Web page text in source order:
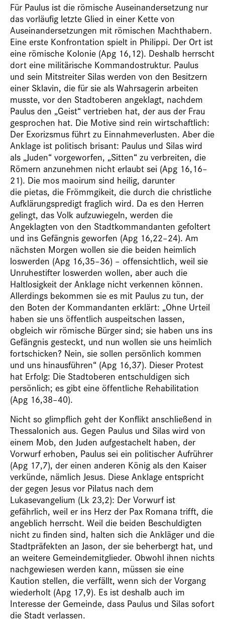
Für Paulus ist die römische Auseinandersetzung nur
das vorläufig letzte Glied in einer Kette von
Auseinandersetzungen mit römischen Machthabern.
Eine erste Konfrontation spielt in Philippi. Der Ort ist
eine römische Kolonie (Apg 16,12). Deshalb herrscht
dort eine militärische Kommandostruktur. Paulus
und sein Mitstreiter Silas werden von den Besitzern
einer Sklavin, die für sie als Wahrsagerin arbeiten
musste, vor den Stadtoberen angeklagt, nachdem
Paulus den „Geist“ vertrieben hat, der aus der Frau
gesprochen hat. Die Motive sind rein wirtschaftlich:
Der Exorizsmus führt zu Einnahmeverlusten. Aber die
Anklage ist politisch brisant: Paulus und Silas wird
als „Juden“ vorgeworfen, „Sitten“ zu verbreiten, die
Römern anzunehmen nicht erlaubt sei (Apg 16,16–
21). Die mos maoirum sind heilig, darunter
die pietas, die Frömmgikeit, die durch die christliche
Aufklärungspredigt fraglich wird. Da es den Herren
gelingt, das Volk aufzuwiegeln, werden die
Angeklagten von den Stadtkommandanten gefoltert
und ins Gefängnis geworfen (Apg 16,22–24). Am
nächsten Morgen wollen sie die beiden heimlich
loswerden (Apg 16,35–36) – offensichtlich, weil sie
Unruhestifter loswerden wollen, aber auch die
Haltlosigkeit der Anklage nicht verkennen können.
Allerdings bekommen sie es mit Paulus zu tun, der
den Boten der Kommandanten erklärt: „Ohne Urteil
haben sie uns öffentlich auspeitschen lassen,
obgleich wir römische Bürger sind; sie haben uns ins
Gefängnis gesteckt, und nun wollen sie uns heimlich
fortschicken? Nein, sie sollen persönlich kommen
und uns hinausführen“ (Apg 16,37). Dieser Protest
hat Erfolg: Die Stadtoberen entschuldigen sich
persönlich; es gibt eine öffentliche Rehabilitation
(Apg 16,38–40).
Nicht so glimpflich geht der Konflikt anschließend in
Thessalonich aus. Gegen Paulus und Silas wird von
einem Mob, den Juden aufgestachelt haben, der
Vorwurf erhoben, Paulus sei ein politischer Aufrührer
(Apg 17,7), der einen anderen König als den Kaiser
verkünde, nämlich Jesus. Diese Anklage entspricht
der gegen Jesus vor Pilatus nach dem
Lukasevangelium (Lk 23,2): Der Vorwurf ist
gefährlich, weil er ins Herz der Pax Romana trifft, die
angeblich herrscht. Weil die beiden Beschuldigten
nicht zu finden sind, halten sich die Ankläger und die
Stadtpräfekten an Jason, der sie beherbergt hat, und
an weitere Gemeindemitglieder. Obwohl ihnen nichts
nachgewiesen werden kann, müssen sie eine
Kaution stellen, die verfällt, wenn sich der Vorgang
wiederholt (Apg 17,9). Es ist deshalb auch im
Interesse der Gemeinde, dass Paulus und Silas sofort
die Stadt verlassen.